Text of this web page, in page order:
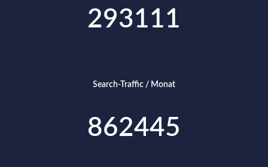
293111
Search-Traffic / Monat
862445